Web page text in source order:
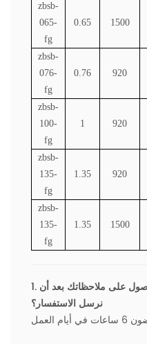
zbsb-
065-
fg
0.65 1500
zbsb-
076-
fg
0.76 920
zbsb-
100-
fg
1 920
zbsb-
135-
fg
1.35 920
zbsb-
135-
fg
1.35 1500
1. كم من الوقت سيستغرق الحصول على ملاحظاتك بعد أن
نرسل الاستفسار؟